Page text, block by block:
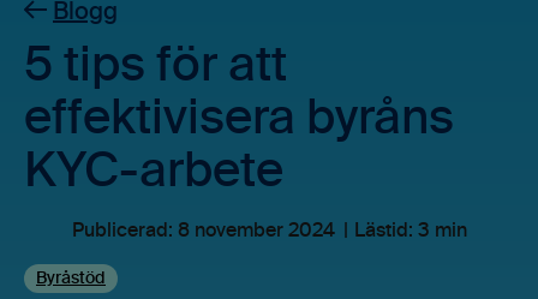
Blogg
5 tips för att
effektivisera byråns
KYC-arbete
Publicerad: 8 november 2024 Lästid: 3 min
Byråstöd